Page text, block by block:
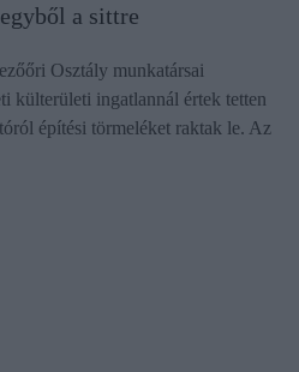
a sittre
Osztály munkatársai
külterületi ingatlannál értek tetten
építési törmeléket raktak le. Az